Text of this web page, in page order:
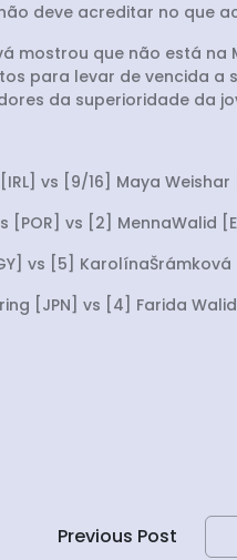
deve acreditar no que
mostrou que não está
para levar de vencida
da superioridade
vs [9/16] Maya Weishar
vs [2] MennaWalid
vs [5] KarolínaŠrámková
[JPN] vs [4] Farida Walid
Previous Post